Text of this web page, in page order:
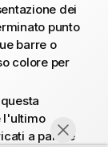
dei
punto
barre o
colore per
l'ultimo
a partire